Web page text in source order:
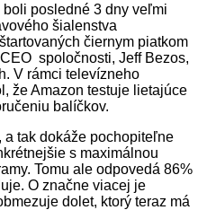
boli posledné 3 dny veľmi
šialenstva
čiernym piatkom
spoločnosti, Jeff Bezos,
V rámci televízneho
že Amazon testuje lietajúce
balíčkov.
tak dokáže pochopiteľne
s maximálnou
Tomu ale odpovedá 86%
O značne viacej je
dolet, ktorý teraz má